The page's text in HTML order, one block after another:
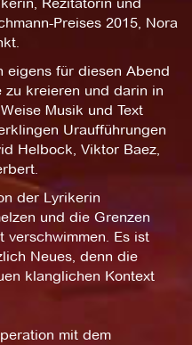
Preises 2015, Nora
eigens für diesen Abend
zu kreieren und darin in
Musik und Text
Uraufführungen
Helbock, Viktor Baez,
der Lyrikerin
und die Grenzen
verschwimmen. Es ist
Neues, denn die
klanglichen Kontext
mit dem